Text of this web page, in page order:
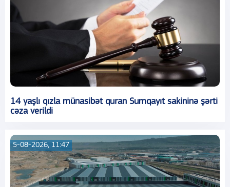
14 yaşlı qızla münasibət quran Sumqayıt sakininə şərti
cəza verildi
5-08-2026, 11:47